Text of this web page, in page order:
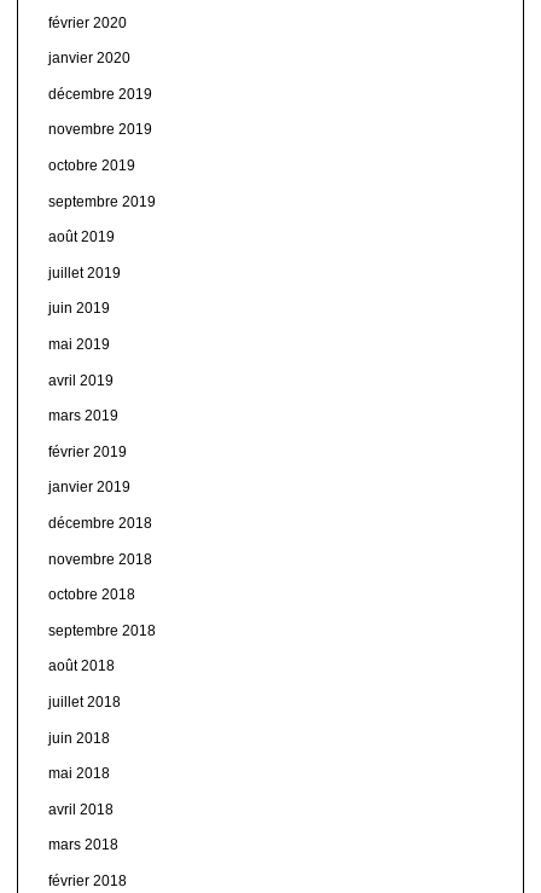
février 2020
janvier 2020
décembre 2019
novembre 2019
octobre 2019
septembre 2019
août 2019
juillet 2019
juin 2019
mai 2019
avril 2019
mars 2019
février 2019
janvier 2019
décembre 2018
novembre 2018
octobre 2018
septembre 2018
août 2018
juillet 2018
juin 2018
mai 2018
avril 2018
mars 2018
février 2018